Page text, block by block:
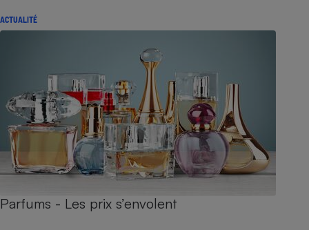
ACTUALITÉ
Parfums - Les prix s’envolent